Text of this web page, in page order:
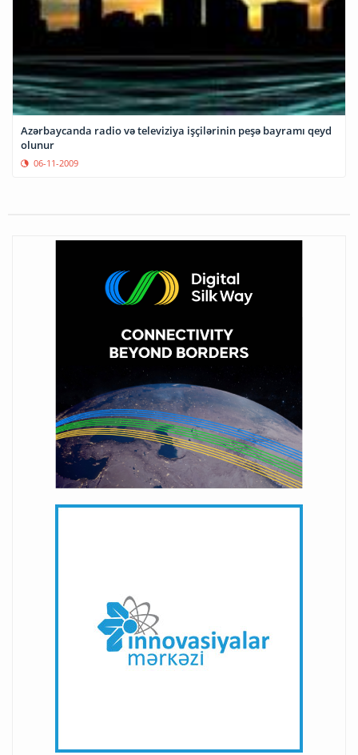
Azərbaycanda radio və televiziya işçilərinin peşə bayramı qeyd
olunur
06-11-2009